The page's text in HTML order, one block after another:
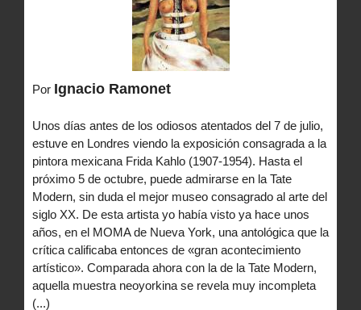
Por Ignacio Ramonet
Unos días antes de los odiosos atentados del 7 de julio,
estuve en Londres viendo la exposición consagrada a la
pintora mexicana Frida Kahlo (1907-1954). Hasta el
próximo 5 de octubre, puede admirarse en la Tate
Modern, sin duda el mejor museo consagrado al arte del
siglo XX. De esta artista yo había visto ya hace unos
años, en el MOMA de Nueva York, una antológica que la
crítica calificaba entonces de «gran acontecimiento
artístico». Comparada ahora con la de la Tate Modern,
aquella muestra neoyorkina se revela muy incompleta
(...)